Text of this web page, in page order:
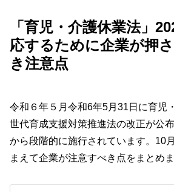
「育児・介護休業法」
応するために企業が押
き注意点
令和６年５月令和6年5月31日に育児
世代育成支援対策推進法の改正が公
から段階的に施行されています。10
まえて企業が注意すべき点をまとめま